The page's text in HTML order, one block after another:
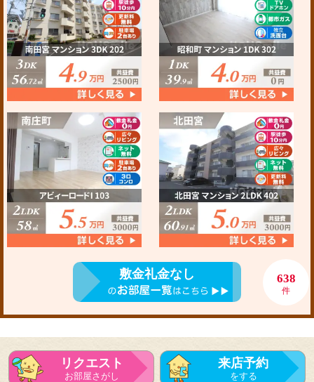
敷金礼金なし 638
件
リクエスト
お部屋さがし
来店予約
をする